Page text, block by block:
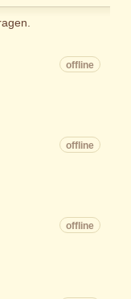
offline
offline
offline